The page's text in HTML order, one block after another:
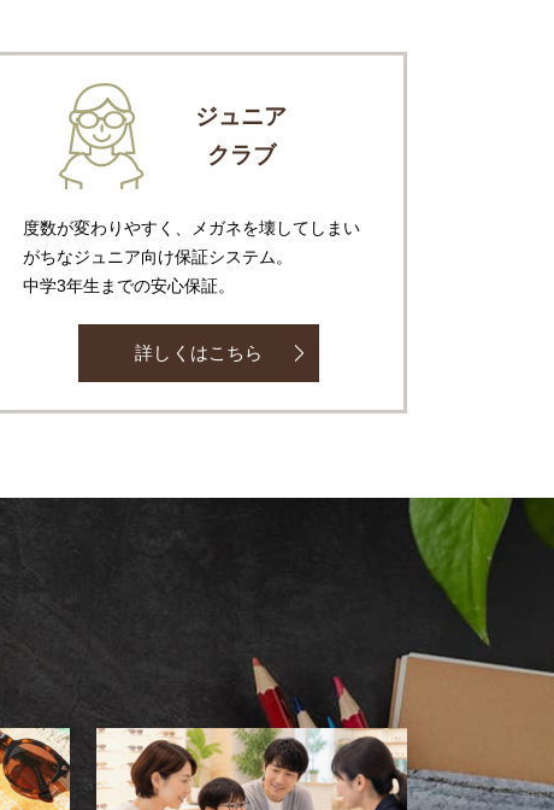
ジュニア
クラブ
度数が変わりやすく、メガネを壊してしまい
がちなジュニア向け保証システム。
中学3年生までの安心保証。
詳しくはこちら